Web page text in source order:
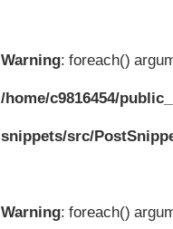
Warning: foreach()
/home/c9816454/
snippets/src/
Warning: foreach()